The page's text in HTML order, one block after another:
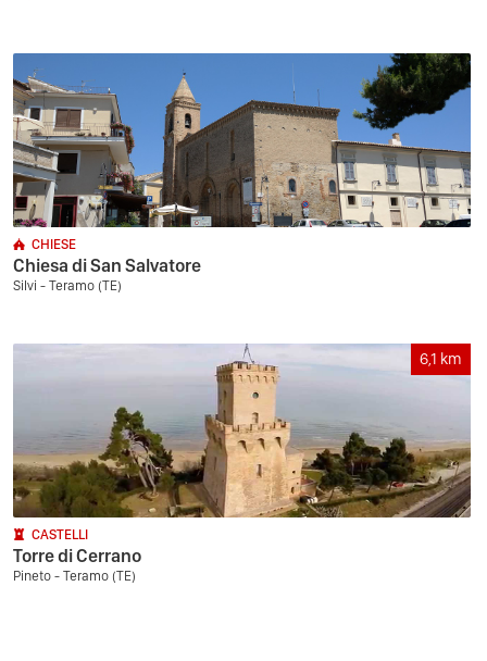
CHIESE
Chiesa di San Salvatore
Silvi - Teramo (TE)
6,1 km
CASTELLI
Torre di Cerrano
Pineto - Teramo (TE)